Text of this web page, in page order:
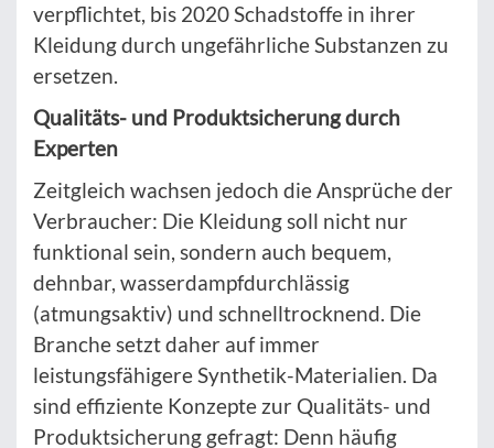
verpflichtet, bis 2020 Schadstoffe in ihrer
Kleidung durch ungefährliche Substanzen zu
ersetzen.
Qualitäts- und Produktsicherung durch
Experten
Zeitgleich wachsen jedoch die Ansprüche der
Verbraucher: Die Kleidung soll nicht nur
funktional sein, sondern auch bequem,
dehnbar, wasserdampfdurchlässig
(atmungsaktiv) und schnelltrocknend. Die
Branche setzt daher auf immer
leistungsfähigere Synthetik-Materialien. Da
sind effiziente Konzepte zur Qualitäts- und
Produktsicherung gefragt: Denn häufig